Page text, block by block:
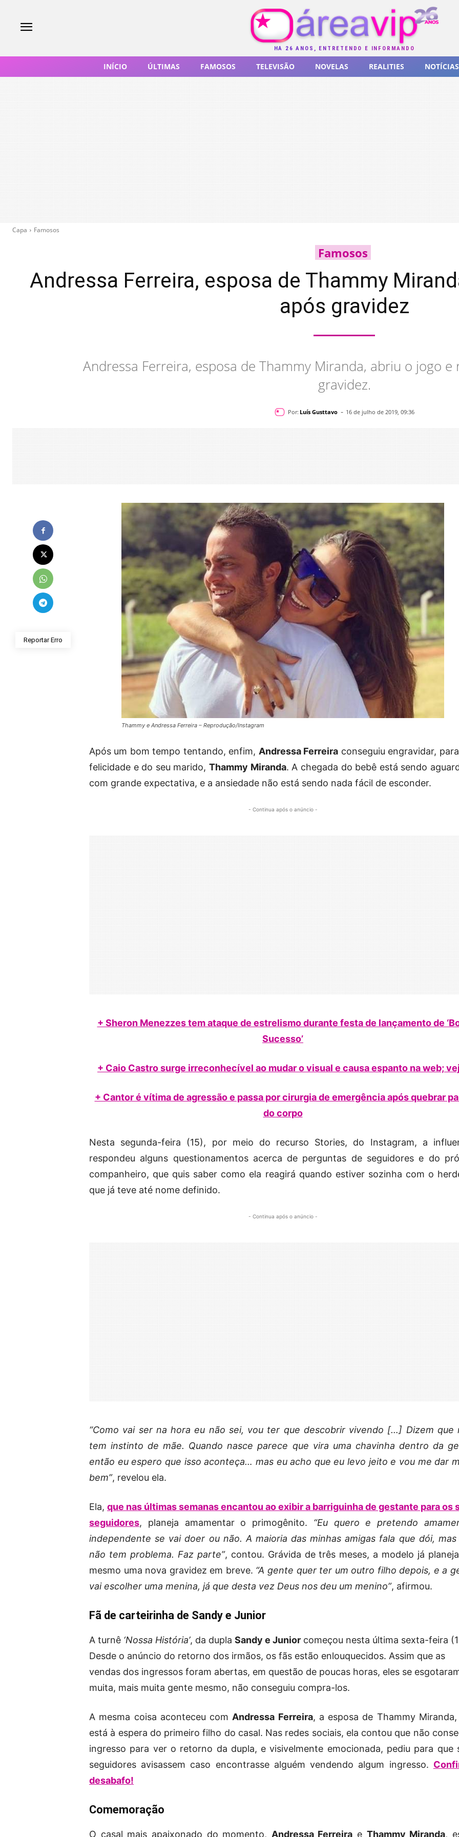
HÁ 26 ANOS, ENTRETENDO E INFORMANDO
INÍCIO ÚLTIMAS FAMOSOS TELEVISÃO NOVELAS REALITIES NOTÍCIAS
Capa Famosos
Famosos
Andressa Ferreira, esposa de Thammy
após gravidez
Andressa Ferreira, esposa de Thammy Miranda, abriu o jogo e
gravidez.
Por: Luís Gusttavo - 16 de julho de 2019, 09:36
Reportar Erro
Thammy e Andressa Ferreira – Reprodução/Instagram
Após um bom tempo tentando, enfim, Andressa Ferreira conseguiu engravidar,
felicidade e do seu marido,Thammy Miranda. A chegada do bebê está sendo
com grande expectativa, e a ansiedade não está sendo nada fácil de esconder.
- Continua após o anúncio -
+ Sheron Menezzes tem ataque de estrelismo durante festa de lançamento de
Sucesso’
+ Caio Castro surge irreconhecível ao mudar o visual e causa espanto na web;
+ Cantor é vítima de agressão e passa por cirurgia de emergência após quebrar
do corpo
Nesta segunda-feira (15), por meio do recurso Stories, do Instagram, a
respondeu alguns questionamentos acerca de perguntas de seguidores e do
companheiro, que quis saber como ela reagirá quando estiver sozinha com o
que já teve até nome definido.
- Continua após o anúncio -
“Como vai ser na hora eu não sei, vou ter que descobrir vivendo […] Dizem que
tem instinto de mãe. Quando nasce parece que vira uma chavinha dentro da
então eu espero que isso aconteça… mas eu acho que eu levo jeito e vou me dar
bem”, revelou ela.
Ela, que nas últimas semanas encantou ao exibir a barriguinha de gestante para os
seguidores, planeja amamentar o primogênito. “Eu quero e pretendo
independente se vai doer ou não. A maioria das minhas amigas fala que dói, mas
não tem problema. Faz parte”, contou. Grávida de três meses, a modelo já
mesmo uma nova gravidez em breve. “A gente quer ter um outro filho depois, e a
vai escolher uma menina, já que desta vez Deus nos deu um menino”, afirmou.
Fã de carteirinha de Sandy e Junior
A turnê ‘Nossa História’, da dupla Sandy e Junior começou nesta última sexta-feira
Desde o anúncio do retorno dos irmãos, os fãs estão enlouquecidos. Assim que as
vendas dos ingressos foram abertas, em questão de poucas horas, eles se
muita, mais muita gente mesmo, não conseguiu compra-los.
A mesma coisa aconteceu com Andressa Ferreira, a esposa de Thammy Miranda,
está à espera do primeiro filho do casal. Nas redes sociais, ela contou que não
ingresso para ver o retorno da dupla, e visivelmente emocionada, pediu para que
seguidores avisassem caso encontrasse alguém vendendo algum ingresso.
desabafo!
Comemoração
O casal mais apaixonado do momento, Andressa Ferreira e Thammy Miranda,